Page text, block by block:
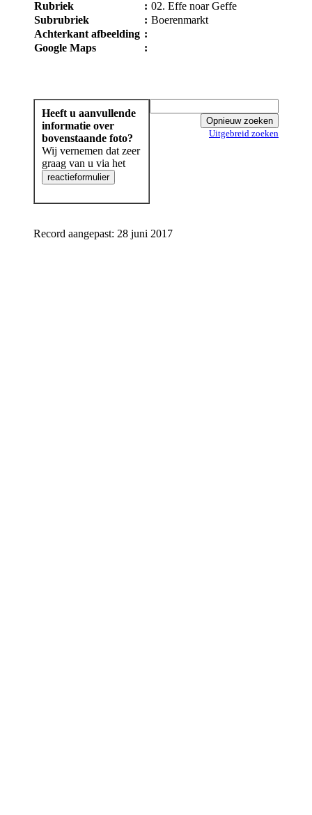
Rubriek
: 02. Effe noar Geffe
Subrubriek
: Boerenmarkt
Achterkant afbeelding :
Google Maps
:
Heeft u aanvullende
informatie over
bovenstaande foto?
Wij vernemen dat zeer
graag van u via het
Uitgebreid zoeken
Record aangepast: 28 juni 2017